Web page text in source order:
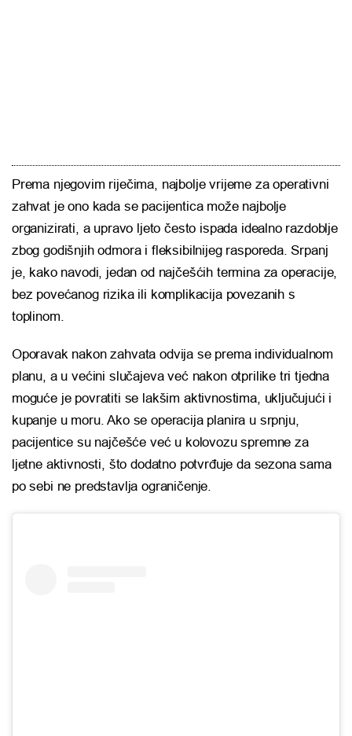
Prema njegovim riječima, najbolje vrijeme za operativni
zahvat je ono kada se pacijentica može najbolje
organizirati, a upravo ljeto često ispada idealno razdoblje
zbog godišnjih odmora i fleksibilnijeg rasporeda. Srpanj
je, kako navodi, jedan od najčešćih termina za operacije,
bez povećanog rizika ili komplikacija povezanih s
toplinom.
Oporavak nakon zahvata odvija se prema individualnom
planu, a u većini slučajeva već nakon otprilike tri tjedna
moguće je povratiti se lakšim aktivnostima, uključujući i
kupanje u moru. Ako se operacija planira u srpnju,
pacijentice su najčešće već u kolovozu spremne za
ljetne aktivnosti, što dodatno potvrđuje da sezona sama
po sebi ne predstavlja ograničenje.